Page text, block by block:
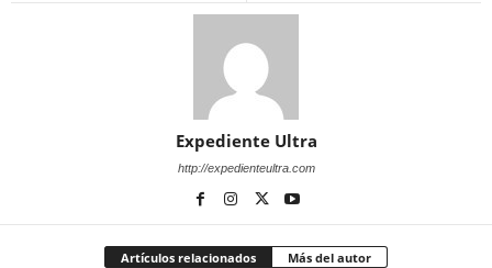
Expediente Ultra
http://expedienteultra.com
Artículos relacionados Más del autor